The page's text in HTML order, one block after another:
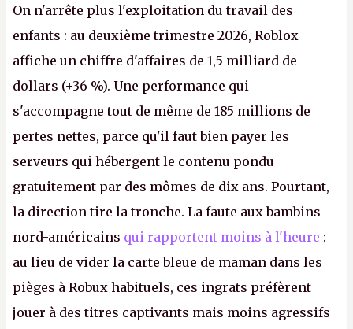
On n'arrête plus l'exploitation du travail des
enfants : au deuxième trimestre 2026, Roblox
affiche un chiffre d'affaires de 1,5 milliard de
dollars (+36 %). Une performance qui
s'accompagne tout de même de 185 millions de
pertes nettes, parce qu'il faut bien payer les
serveurs qui hébergent le contenu pondu
gratuitement par des mômes de dix ans. Pourtant,
la direction tire la tronche. La faute aux bambins
nord-américains qui rapportent moins à l'heure :
au lieu de vider la carte bleue de maman dans les
pièges à Robux habituels, ces ingrats préfèrent
jouer à des titres captivants mais moins agressifs